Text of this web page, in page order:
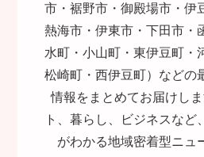
市・裾野市・御殿場市・伊
熱海市・伊東市・下田市・
水町・小山町・東伊豆町・
松崎町・西伊豆町）などの
情報をまとめてお届けし
ト、暮らし、ビジネスなど
がわかる地域密着型ニュ